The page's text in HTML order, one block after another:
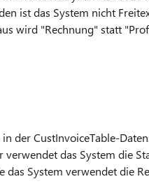
ist das System nicht
wird "Rechnung" statt
der CustInvoiceTable-
das System die
das System verwendet die